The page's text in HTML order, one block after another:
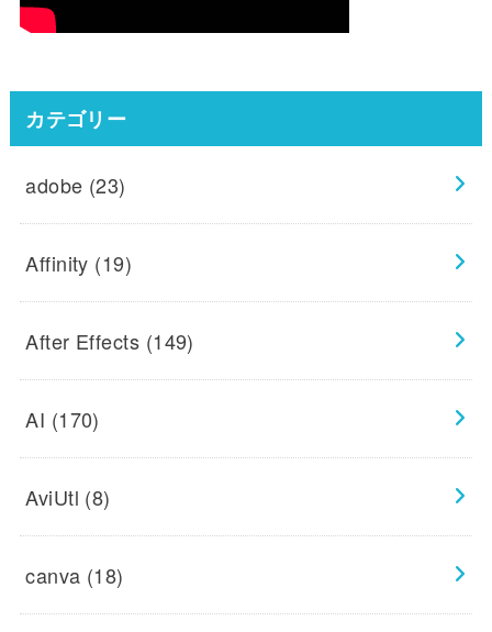
カテゴリー
adobe (23)
Affinity (19)
After Effects (149)
AI (170)
AviUtl (8)
canva (18)